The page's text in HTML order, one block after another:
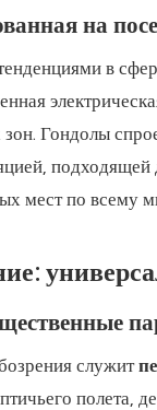
на
в
Гондолы
подходящей
мест по всему
служит
полета,